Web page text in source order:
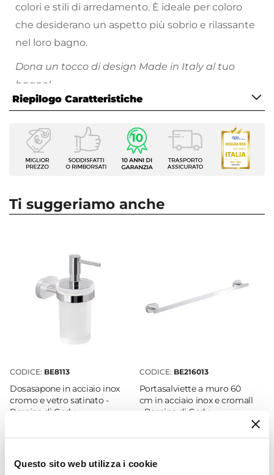
Questo sito web utilizza i cookie
colori e stili di arredamento. È ideale per coloro
che desiderano un aspetto più sobrio e rilassante
nel loro bagno.
Dona un tocco di design Made in Italy al tuo
bagno!
Funzionalità, praticità e stile sono i cardini
dell’azienda Gedy, realizzando prodotti di
standard elevato ed un rapporto qualità-prezzo
senza paragoni.
Riepilogo Caratteristiche
Caratteristiche
Tipologia
Appendino doppio
Installazione
Materiale
Acciaio INOX|
Larghezza
Profondità
5,6 cm
Marca
Bernina
Ti suggeriamo anche
CODICE: BE8113
Dosasapone in acciaio inox
cromo e vetro satinato -
Bernina di Gedy
€ 23,00
CODICE: BE216013
Portasalviette a muro 60
cm in acciaio inox e cromall
- Bernina di Gedy
€ 29,00